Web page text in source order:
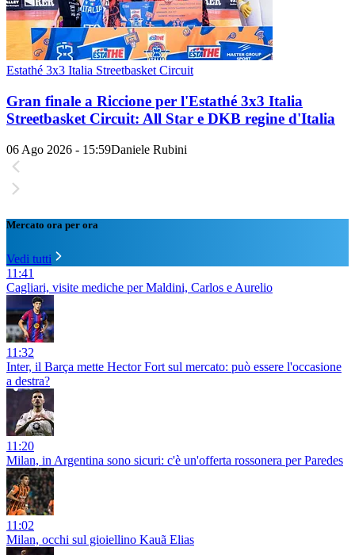
Estathé 3x3 Italia Streetbasket Circuit
Gran finale a Riccione per l'Estathé 3x3 Italia
Streetbasket Circuit: All Star e DKB regine d'Italia
06 Ago 2026 - 15:59Daniele Rubini
Mercato ora per ora
Vedi tutti
11:41
Cagliari, visite mediche per Maldini, Carlos e Aurelio
11:32
Inter, il Barça mette Hector Fort sul mercato: può essere l'occasione
a destra?
11:20
Milan, in Argentina sono sicuri: c'è un'offerta rossonera per Paredes
11:02
Milan, occhi sul gioiellino Kauã Elias